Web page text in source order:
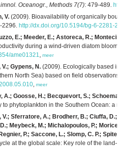
Oceanogr., Methods 7(7): 479-489.
V. (2009). Bioavailability of organically
2296. http://dx.doi.org/10.5194/bg-6-2281-
E.; Meeder, E.; Astoreca, R.;
during a wind-driven diatom bloom
ame01321, meer
Gypens, N. (2009). Ecologically based
North Sea) based on field
, meer
A.; Goosse, H.; Becquevort, S.;
to phytoplankton in the Southern Ocean: a
V.; Sferratore, A.; Brodherr, B.; Ciuffa, D.;
Meybeck, M.; Michalopoulos, P.;
P.; Saccone, L.; Slomp, C. P.;
at the global scale: Key role of the land-